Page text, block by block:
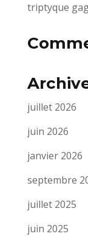
triptyque
juillet 2026
juin 2026
janvier 2026
septembre
juillet 2025
juin 2025